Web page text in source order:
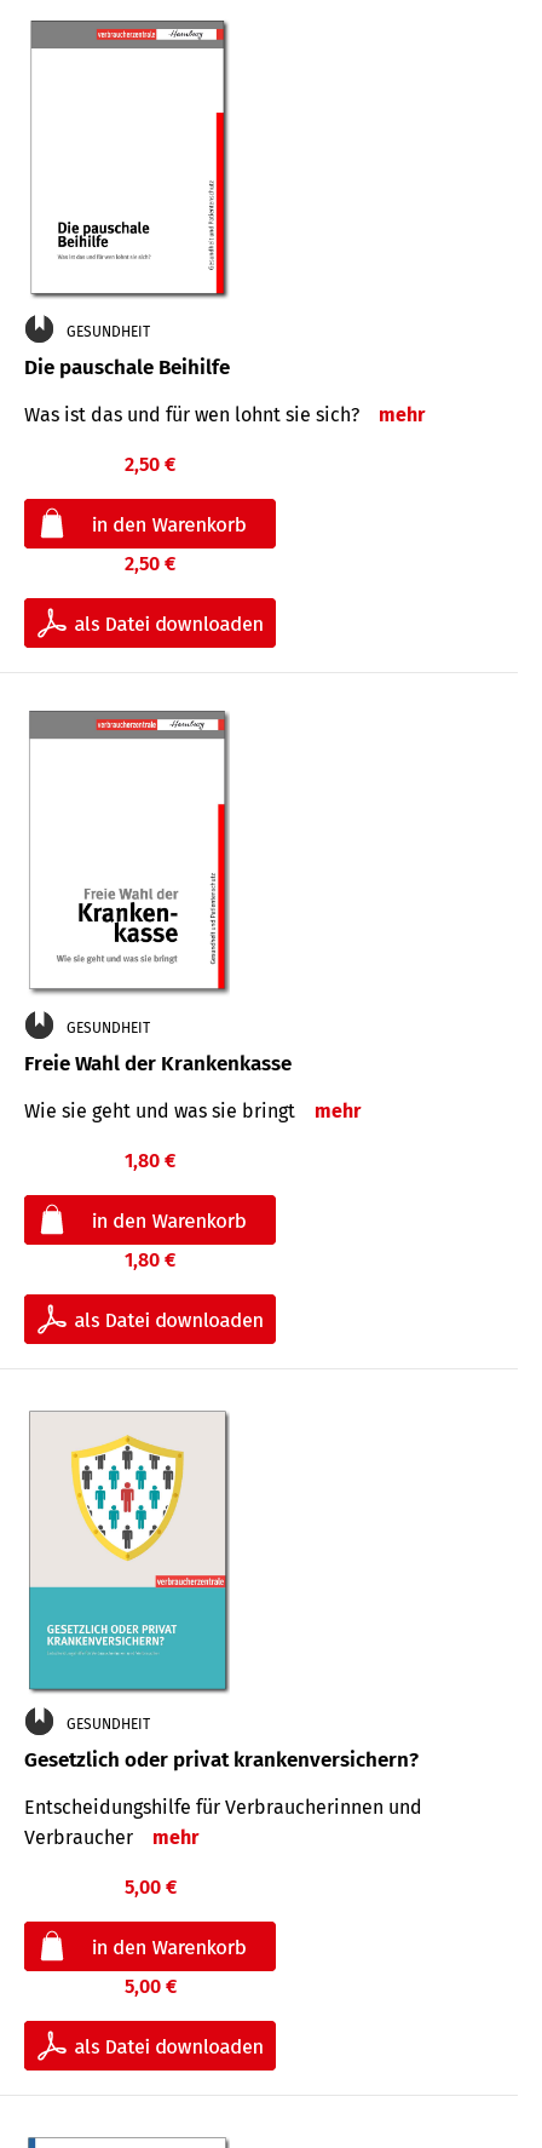
GESUNDHEIT
Die pauschale Beihilfe
Was ist das und für wen lohnt sie sich? mehr
2,50 €
2,50 €
GESUNDHEIT
Freie Wahl der Krankenkasse
Wie sie geht und was sie bringt mehr
1,80 €
1,80 €
GESUNDHEIT
Gesetzlich oder privat krankenversichern?
Entscheidungshilfe für Verbraucherinnen und
Verbraucher
mehr
5,00 €
5,00 €